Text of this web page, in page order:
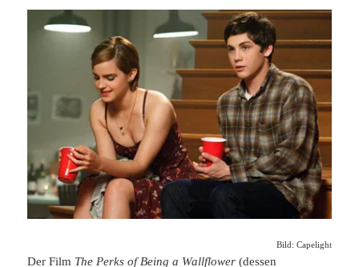
Bild: Capelight
Der Film The Perks of Being a Wallflower (dessen